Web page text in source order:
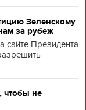
Зеленскому
за рубеж
сайте Президента
чтобы не